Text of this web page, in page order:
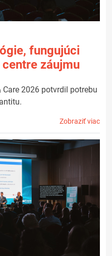
fungujúci
záujmu
Care 2026 potvrdil potrebu
Zobraziť viac